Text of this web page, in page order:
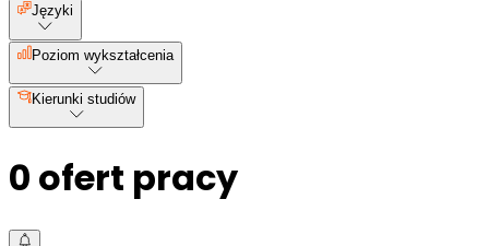
Języki
Poziom wykształcenia
Kierunki studiów
0 ofert pracy